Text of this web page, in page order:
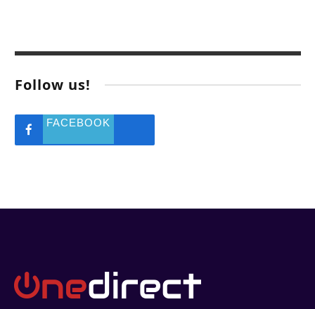
Follow us!
FACEBOOK